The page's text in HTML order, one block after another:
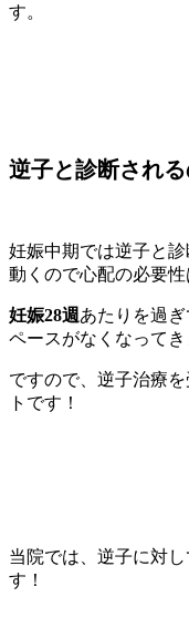
す。
逆子と診断され
妊娠中期では逆子と
動くので心配の必要性
妊娠28週あたりを過
ペースがなくなってき
ですので、逆子治療
トです！
当院では、逆子に対し
す！